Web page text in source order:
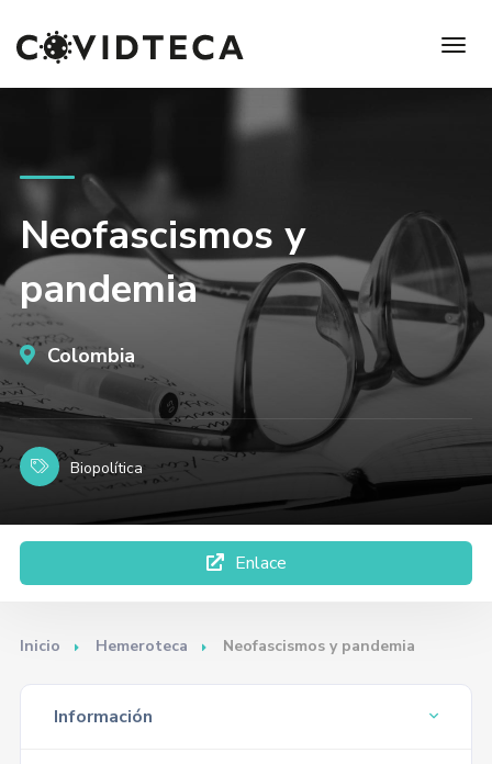
Neofascismos y
pandemia
Colombia
Biopolítica
Enlace
Inicio Hemeroteca Neofascismos y pandemia
Información